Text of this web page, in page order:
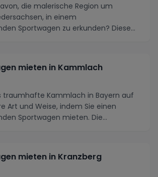
die malerische Region um
in einem
Sportwagen zu erkunden? Diese
mieten in Kammlach
traumhafte Kammlach in Bayern auf
Art und Weise, indem Sie einen
Sportwagen mieten. Die
mieten in Kranzberg